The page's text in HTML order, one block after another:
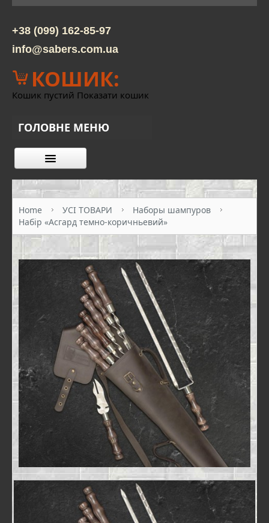
+38 (099) 162-85-97
info@sabers.com.ua
КОШИК:
Кошик пустий Показати кошик
ГОЛОВНЕ МЕНЮ
КАТАЛОГ ТОВАРІВ
КОНТАКТИ
Home УСІ ТОВАРИ
Наборы шампуров
Набір «Асгард темно-коричньевий»